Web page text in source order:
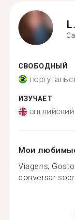
L.
СВОБОДНЫЙ
ИЗУЧАЕТ
английский
Мои
Viagens,
conversar